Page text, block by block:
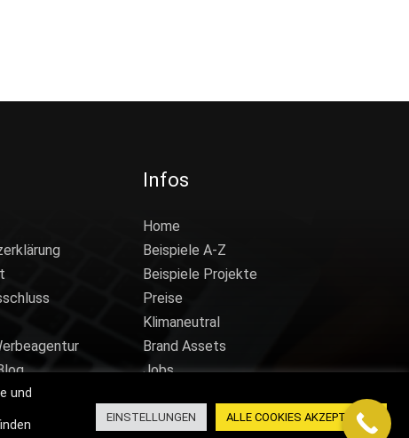
Infos
Home
Beispiele A-Z
Beispiele Projekte
Preise
Klimaneutral
Brand Assets
Jobs
und
EINSTELLUNGEN ALLE COOKIES AKZEPTIEREN